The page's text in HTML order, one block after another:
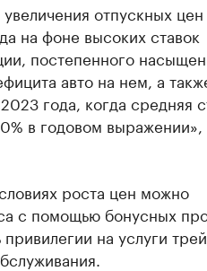
отпускных цен
на фоне высоких ставок
постепенного
авто на нем, а
года, когда средняя
в годовом
роста цен можно
с помощью бонусных
на услуги